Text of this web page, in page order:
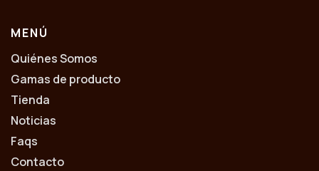
MENÚ
Quiénes Somos
Gamas de producto
Tienda
Noticias
Faqs
Contacto